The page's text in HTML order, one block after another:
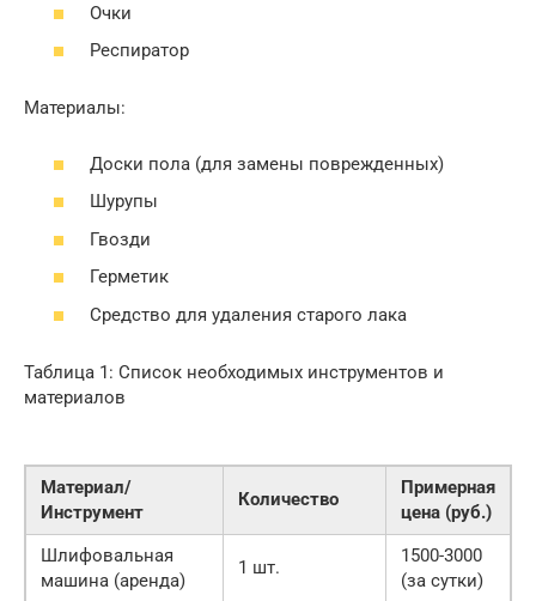
Очки
Респиратор
Материалы:
Доски пола (для замены поврежденных)
Шурупы
Гвозди
Герметик
Средство для удаления старого лака
Таблица 1: Список необходимых инструментов и
материалов
Материал/
Инструмент
Количество
Примерная
цена (руб.)
Шлифовальная
машина (аренда)
1 шт.
1500-3000
(за сутки)